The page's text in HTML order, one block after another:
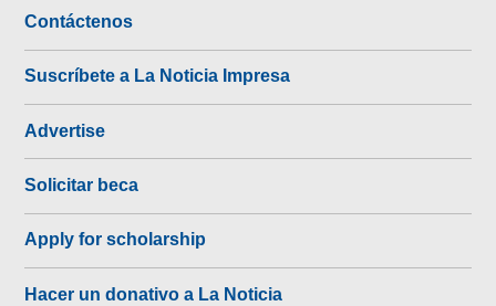
Contáctenos
Suscríbete a La Noticia Impresa
Advertise
Solicitar beca
Apply for scholarship
Hacer un donativo a La Noticia